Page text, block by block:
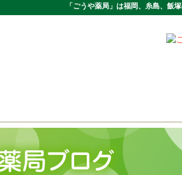
「ごうや薬局」は福岡、糸島、飯